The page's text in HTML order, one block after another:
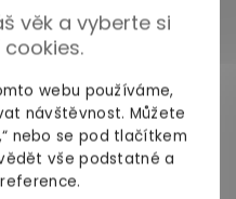
věk a vyberte si
webu používáme,
návštěvnost. Můžete
nebo se pod tlačítkem
vše podstatné a
a další překvapivé zvyky,
život(10.9.2024)
telefonáty a drobné
přestane brát jako